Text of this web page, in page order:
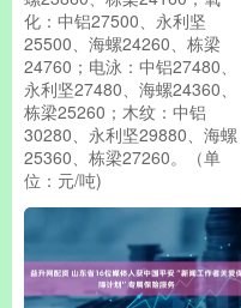
化：中铝27500、永利坚
25500、海螺24260、栋梁
24760；电泳：中铝27480、
永利坚27480、海螺24360、
栋梁25260；木纹：中铝
30280、永利坚29880、海螺
25360、栋梁27260。（单
位：元/吨)